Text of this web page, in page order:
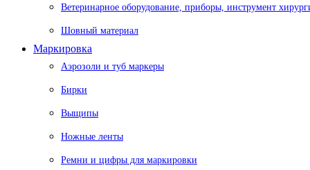
Ветеринарное оборудование, приборы, инструмент
Шовный материал
Маркировка
Аэрозоли и туб маркеры
Бирки
Выщипы
Ножные ленты
Ремни и цифры для маркировки